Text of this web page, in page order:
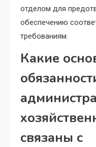
отделом для
обеспечению
требованиям.
Какие
связаны с